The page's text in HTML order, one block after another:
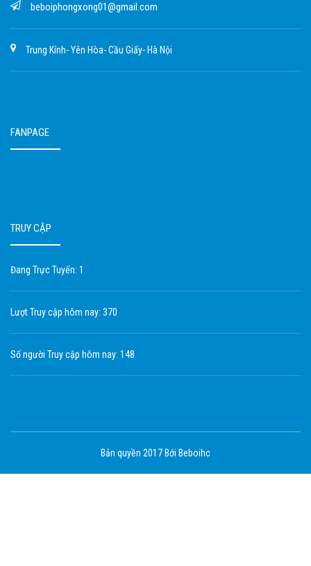
beboiphongxong01@gmail.com
Trung Kính- Yên Hòa- Cầu Giấy- Hà Nội
FANPAGE
TRUY CẬP
Đang Trực Tuyến: 1
Lượt Truy cập hôm nay: 370
Số người Truy cập hôm nay: 148
Bản quyền 2017 Bới Beboihc